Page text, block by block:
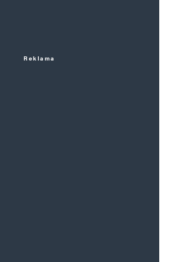
Reklama